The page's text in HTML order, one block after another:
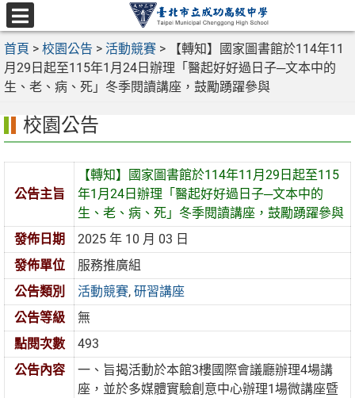
跳
至
主
要
內
選
單
首頁 > 校園公告 > 活動競賽 >
【轉知】國家圖書館於114年11
月29日起至115年1月24日辦理「醫起好好過日子─文本中的
生、老、病、死」冬季閱讀講座，鼓勵踴躍參與
校園公告
公告主旨
【轉知】國家圖書館於114年11月29日起至115
年1月24日辦理「醫起好好過日子─文本中的
生、老、病、死」冬季閱讀講座，鼓勵踴躍參與
發佈日期
2025 年 10 月 03 日
發佈單位
服務推廣組
公告類別
活動競賽,研習講座
公告等級
無
點閱次數
493
公告內容
一、旨揭活動於本館3樓國際會議廳辦理4場講
座，並於多媒體實驗創意中心辦理1場微講座暨